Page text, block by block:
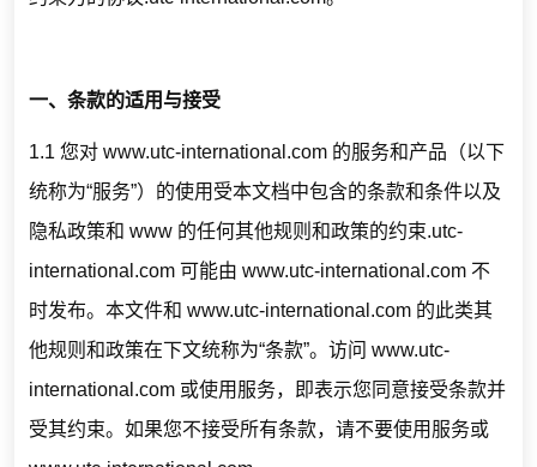
一、条款的适用与接受
1.1 您对 www.utc-international.com 的服务和产品（以下
统称为“服务”）的使用受本文档中包含的条款和条件以及
隐私政策和 www 的任何其他规则和政策的约束.utc-
international.com 可能由 www.utc-international.com 不
时发布。本文件和 www.utc-international.com 的此类其
他规则和政策在下文统称为“条款”。访问 www.utc-
international.com 或使用服务，即表示您同意接受条款并
受其约束。如果您不接受所有条款，请不要使用服务或